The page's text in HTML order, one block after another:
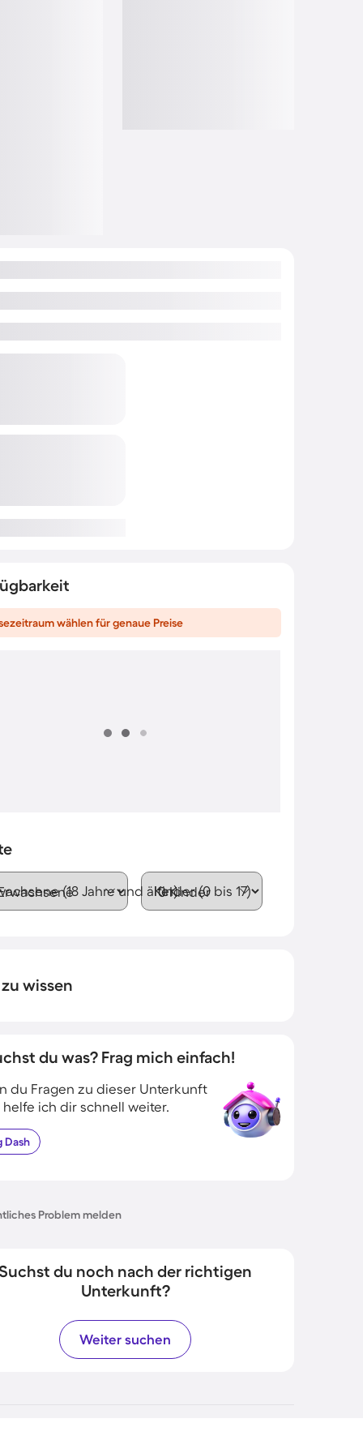
wählen für genaue Preise
(18 Jahre und älter)Kinder (0 bis 17)
wissen
du was? Frag mich einfach!
du Fragen zu dieser Unterkunft
helfe ich dir schnell weiter.
Dash
Problem melden
du noch nach der richtigen
Unterkunft?
Weiter suchen